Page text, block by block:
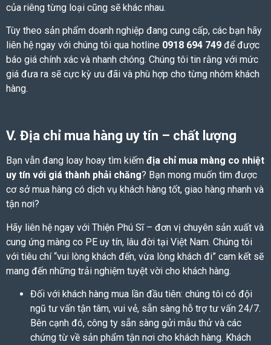
của riêng từng loại cũng sẽ khác nhau.
Tùy theo sản phẩm doanh nghiệp đang cung cấp, các bạn hãy
liên hệ ngay với chúng tôi qua hotline 0918 694 749 để được
báo giá chính xác và nhanh chóng. Chúng tôi tin rằng với mức
giá đưa ra sẽ cực kỳ ưu đãi và phù hợp cho từng nhóm khách
hàng.
V. Địa chỉ mua hàng uy tín – chất lượng
Bạn vẫn đang loay hoay tìm kiếm địa chỉ mua màng co nhiệt
uy tín với giá thành phải chăng? Bạn mong muốn tìm được
cơ sở mua hàng có dịch vụ khách hàng tốt, giao hàng nhanh và
tận nơi?
Hãy liên hệ ngay với Thiện Phú Sĩ – đơn vị chuyên sản xuất và
cung ứng màng co PE uy tín, lâu đời tại Việt Nam. Chúng tôi
với tiêu chí “vui lòng khách đến, vừa lòng khách đi” cam kết sẽ
mang đến những trải nghiệm tuyệt vời cho khách hàng.
Đối với khách hàng mua lần đầu tiên: chúng tôi có đội
ngũ tư vấn tận tâm, vui vẻ, sẵn sàng hỗ trợ tư vấn 24/7.
Bên cạnh đó, công ty sẵn sàng gửi mẫu thử và các
chứng từ về sản phẩm tận nơi cho khách hàng. Khách